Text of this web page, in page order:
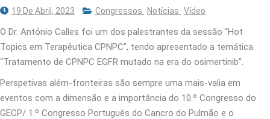
19 De Abril, 2023 Congressos Notícias Vídeo
O Dr. António Calles foi um dos palestrantes da sessão “Hot
Topics em Terapêutica CPNPC”, tendo apresentado a temática
“Tratamento de CPNPC EGFR mutado na era do osimertinib”.
Perspetivas além-fronteiras são sempre uma mais-valia em
eventos com a dimensão e a importância do 10.º Congresso do
GECP/ 1.º Congresso Português do Cancro do Pulmão e o